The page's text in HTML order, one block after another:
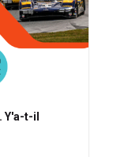
Y'a-t-il